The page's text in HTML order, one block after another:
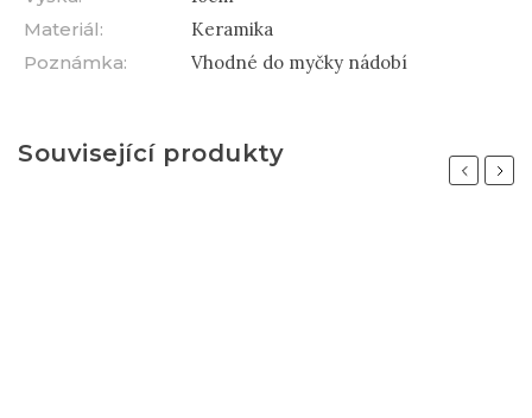
Materiál:
Keramika
Poznámka: Vhodné do myčky nádobí
Související produkty
Previous
Next